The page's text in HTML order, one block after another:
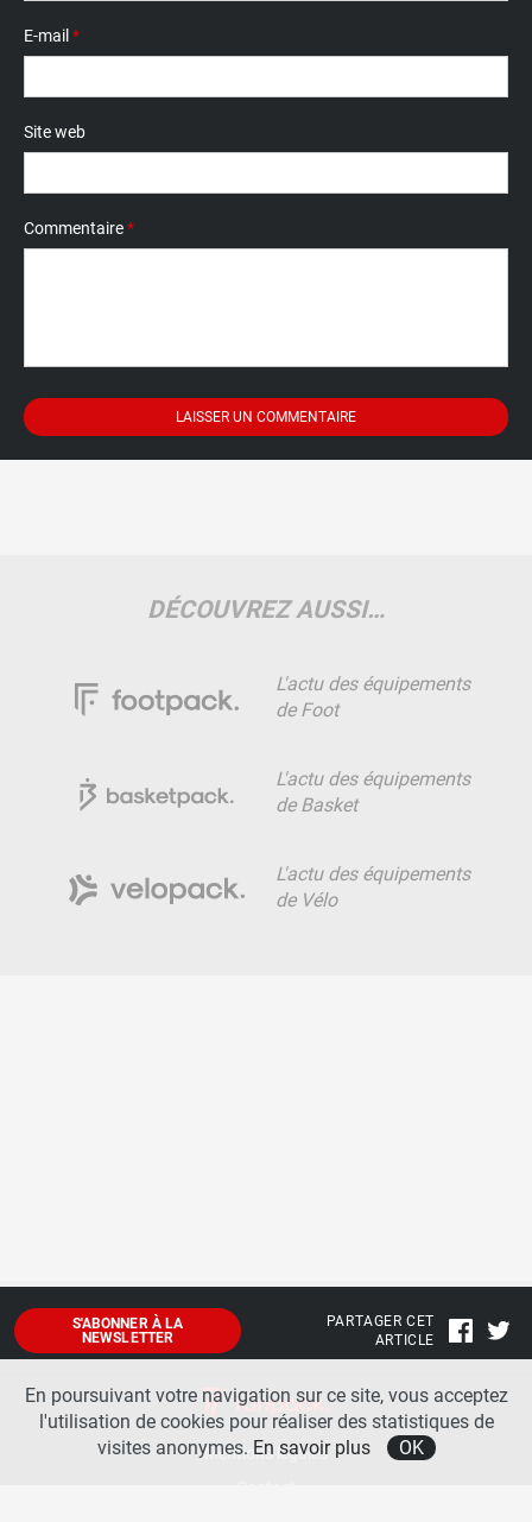
E-mail *
Site web
Commentaire*
DÉCOUVREZ AUSSI…
L'actu des équipements
de Foot
L'actu des équipements
de Basket
L'actu des équipements
de Vélo
S'ABONNER À LA
NEWSLETTER
PARTAGER CET
ARTICLE
Mentions légales
En poursuivant votre navigation sur ce site, vous acceptez
l'utilisation de cookies pour réaliser des statistiques de
visites anonymes. En savoir plus OK